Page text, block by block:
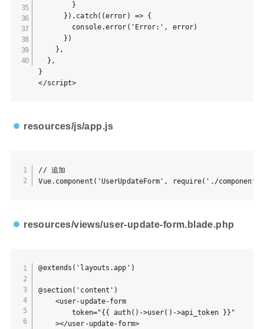
        }
      }).catch((error) => {
        console.error('Error:', error)
      })
    },
  },
}
</script>
resources/js/app.js
// 追加
Vue.component('UserUpdateForm', require('./
resources/views/user-update-form.blade.php
@extends('layouts.app')
@section('content')
    <user-update-form
        token="{{ auth()->user()->api_token }}"
    ></user-update-form>